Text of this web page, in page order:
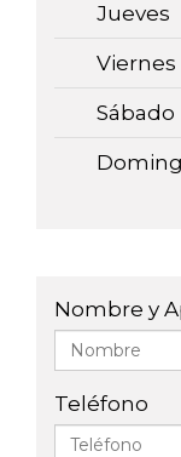
Jueves
Viernes
Sábado
Nombre y
Teléfono